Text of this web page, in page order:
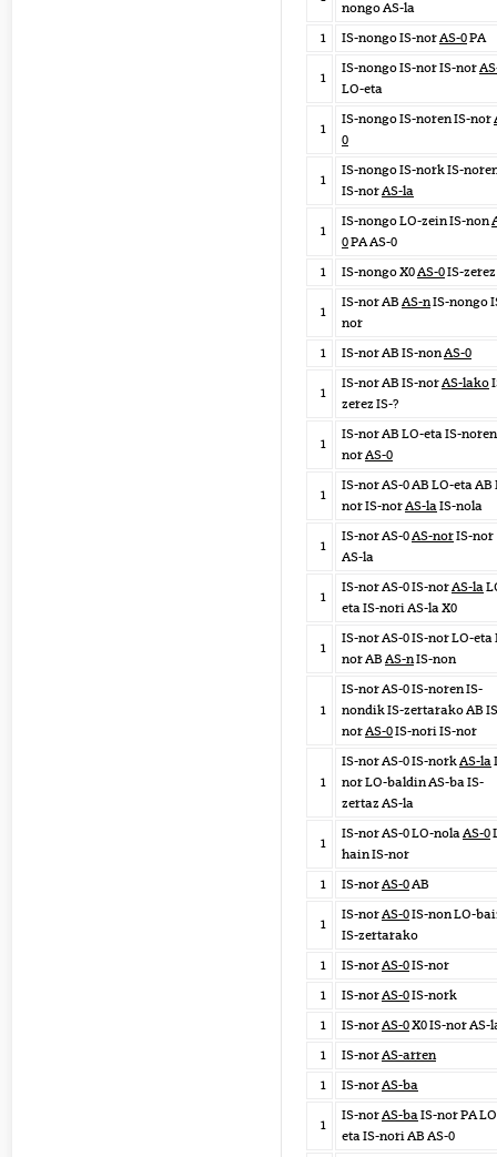
nongo AS-la
1
IS-nongo IS-norAS-0PA
1
IS-nongo IS-nor IS-nor
LO-eta
1
IS-nongo IS-noren IS-nor
0
1
IS-nongo IS-nork IS-
IS-norAS-la
1
IS-nongo LO-zein IS-non
0PA AS-0
1
IS-nongo X0AS-0IS-zerez
1
IS-nor AB AS-nIS-nongo
nor
1
IS-nor AB IS-nonAS-0
1
IS-nor AB IS-norAS-lako
zerez IS-?
1
IS-nor AB LO-eta IS-
norAS-0
1
IS-nor AS-0 AB LO-eta AB
nor IS-norAS-laIS-nola
1
IS-nor AS-0AS-norIS-nor
AS-la
1
IS-nor AS-0 IS-norAS-la
eta IS-nori AS-la X0
1
IS-nor AS-0 IS-nor LO-eta
nor AB AS-nIS-non
1
IS-nor AS-0 IS-noren IS-
nondik IS-zertarako AB
norAS-0IS-nori IS-nor
1
IS-nor AS-0 IS-norkAS-la
nor LO-baldin AS-ba IS-
zertaz AS-la
1
IS-nor AS-0 LO-nolaAS-0
hain IS-nor
1
IS-norAS-0AB
1
IS-norAS-0IS-non LO-
IS-zertarako
1
IS-norAS-0IS-nor
1
IS-norAS-0IS-nork
1
IS-norAS-0X0 IS-nor AS-
1
IS-norAS-arren
1
IS-norAS-ba
1
IS-norAS-baIS-nor PA
eta IS-nori AB AS-0